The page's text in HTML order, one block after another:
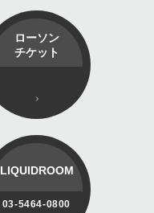
ローソン
チケット
LIQUIDROOM
03-5464-0800